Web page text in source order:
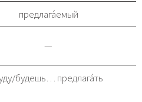
предлага́емый
—
будешь… предлага́ть